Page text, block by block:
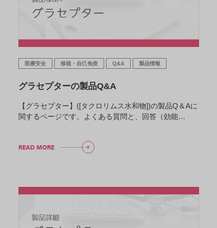
医療安全 移植・自己免疫 Q&A 製品情報
グラセプターの製品Q&A
【グラセプター】([タクロリムス水和物])の製品Q＆Aに
関するページです。よくある質問と、回答（効能…
READ MORE